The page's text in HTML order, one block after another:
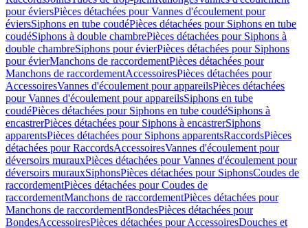
pour éviersPièces détachées pour Vannes d'écoulement pour
éviersSiphons en tube coudéPièces détachées pour Siphons en tube
coudéSiphons à double chambrePièces détachées pour Siphons à
double chambreSiphons pour évierPièces détachées pour Siphons
pour évierManchons de raccordementPièces détachées pour
Manchons de raccordementAccessoiresPièces détachées pour
AccessoiresVannes d'écoulement pour appareilsPièces détachées
pour Vannes d'écoulement pour appareilsSiphons en tube
coudéPièces détachées pour Siphons en tube coudéSiphons à
encastrerPièces détachées pour Siphons à encastrerSiphons
apparentsPièces détachées pour Siphons apparentsRaccordsPièces
détachées pour RaccordsAccessoiresVannes d'écoulement pour
déversoirs murauxPièces détachées pour Vannes d'écoulement pour
déversoirs murauxSiphonsPièces détachées pour SiphonsCoudes de
raccordementPièces détachées pour Coudes de
raccordementManchons de raccordementPièces détachées pour
Manchons de raccordementBondesPièces détachées pour
BondesAccessoiresPièces détachées pour AccessoiresDouches et